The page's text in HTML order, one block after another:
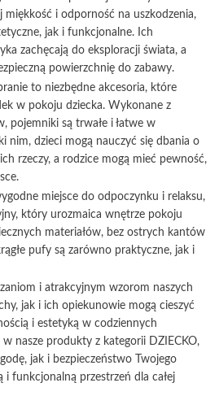
miękkość i odporność na uszkodzenia,
jak i funkcjonalne. Ich
zachęcają do eksploracji świata, a
powierzchnię do zabawy.
to niezbędne akcesoria, które
w pokoju dziecka. Wykonane z
pojemniki są trwałe i łatwe w
nim, dzieci mogą nauczyć się dbania o
rzeczy, a rodzice mogą mieć pewność,
miejsce do odpoczynku i relaksu,
który urozmaica wnętrze pokoju
materiałów, bez ostrych kantów
pufy są zarówno praktyczne, jak i
i atrakcyjnym wzorom naszych
jak i ich opiekunowie mogą cieszyć
i estetyką w codziennych
nasze produkty z kategorii DZIECKO,
jak i bezpieczeństwo Twojego
i funkcjonalną przestrzeń dla całej